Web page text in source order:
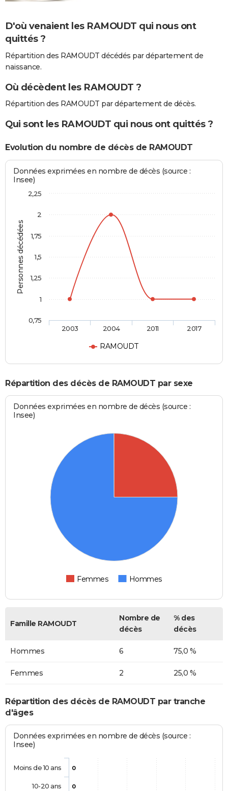
D'où venaient les RAMOUDT qui nous ont
quittés ?
Répartition des RAMOUDT décédés par département de
naissance.
Où décèdent les RAMOUDT ?
Répartition des RAMOUDT par département de décès.
Qui sont les RAMOUDT qui nous ont quittés ?
Evolution du nombre de décès de RAMOUDT
Personnes décédées
Données exprimées en nombre de décès (source :
Insee)
RAMOUDT
2003 2004 2011 2017
0,75
1
1,25
1,5
1,75
2
2,25
Répartition des décès de RAMOUDT par sexe
Données exprimées en nombre de décès (source :
Insee)
Femmes Hommes
Famille RAMOUDT
Nombre de
décès
% des
décès
Hommes 6 75,0 %
Femmes 2 25,0 %
Répartition des décès de RAMOUDT par tranche
d'âges
Données exprimées en nombre de décès (source :
Insee)
0
0
Moins de 10 ans
10-20 ans